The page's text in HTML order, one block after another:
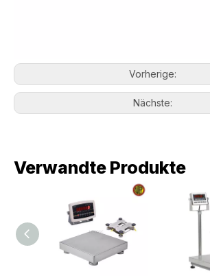
Vorherige:
Nächste:
Verwandte Produkte